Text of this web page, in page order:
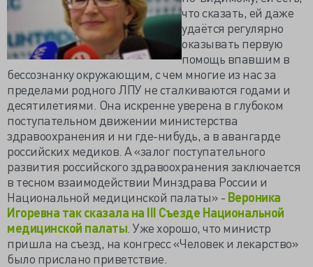
что сказать, ей даже
удаётся регулярно
оказывать первую
помощь впавшим в
бессознанку окружающим, с чем многие из нас за
пределами родного ЛПУ не сталкиваются годами и
десятилетиями. Она искренне уверена в глубоком
поступательном движении министерства
здравоохранения и ни где-нибудь, а в авангарде
российских медиков. А «залог поступательного
развития российского здравоохранения заключается
в тесном взаимодействии Минздрава России и
Национальной медицинской палаты» - Вероника
Игоревна так сказала на III Съезде Национальной
медицинской палаты . Уже хорошо, что министр
пришла на съезд, на конгресс «Человек и лекарство»
было прислано приветствие.